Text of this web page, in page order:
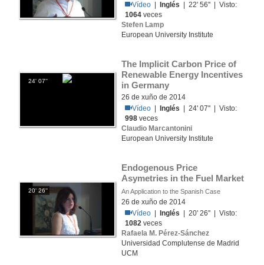
Vídeo
Inglés | 22' 56'' | Visto:
1064 veces
Stefen Lamp
European University Institute
24' 07''
The Implicit Carbon Price of
Renewable Energy Incentives
in Germany
26 de xuño de 2014
Vídeo
Inglés | 24' 07'' | Visto:
998 veces
Claudio Marcantonini
European University Institute
20' 26''
Endogenous Price
Asymetries in the Fuel Market
An Application to the Spanish Case
26 de xuño de 2014
Vídeo
Inglés | 20' 26'' | Visto:
1082 veces
Rafaela M. Pérez-Sánchez
Universidad Complutense de Madrid
UCM